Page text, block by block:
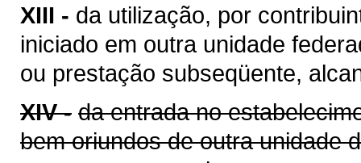
XIII - da utilização, por
iniciado em outra unidade
ou prestação subseqüente,
XIV - da entrada no
bem oriundos de outra unidade